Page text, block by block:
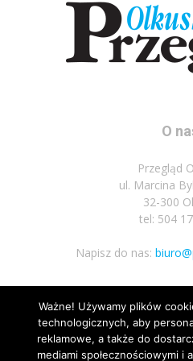
O
Przegląd
ul. Marcina
32-300
tel: 504
Napisz do nas:
Podążaj
Ważne! Używamy plików
technologicznych, aby
reklamowe, a także do
mediami społecznościowymi i